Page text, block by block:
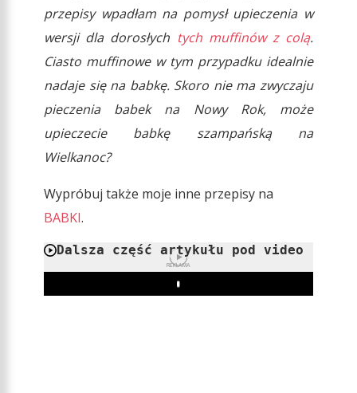
przepisy wpadłam na pomysł upieczenia w
wersji dla dorosłych tych muffinów z colą.
Ciasto muffinowe w tym przypadku idealnie
nadaje się na babkę. Skoro nie ma zwyczaju
pieczenia babek na Nowy Rok, może
upieczecie babkę szampańską na
Wielkanoc?
Wypróbuj także moje inne przepisy na
BABKI.
Dalsza część artykułu pod video
REKLAMA
Play